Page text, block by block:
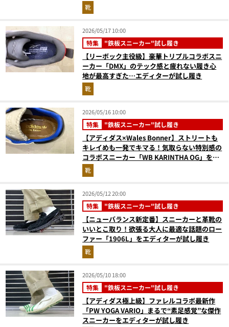
靴
2026/05/17 10:00
特集 "鉄板スニーカー"試し履き
【リーボック主役級】豪華トリプルコラボスニ
ーカー「DMX」のテック感と疲れない履き心
地が最高すぎた…エディターが試し履き
靴
2026/05/16 10:00
特集 "鉄板スニーカー"試し履き
【アディダス×Wales Bonner】ストリートも
キレイめも一発でキマる！気取らない特別感の
コラボスニーカー「WB KARINTHA OG」をエ
ディターが試し履き
靴
2026/05/12 20:00
特集 "鉄板スニーカー"試し履き
【ニューバランス新定番】スニーカーと革靴の
いいとこ取り！欲張る大人に最適な話題のロー
ファー「1906L」をエディターが試し履き
靴
2026/05/10 18:00
特集 "鉄板スニーカー"試し履き
【アディダス極上級】ファレルコラボ最新作
「PW YOGA VARIO」まるで“素足感覚”な傑作
スニーカーをエディターが試し履き